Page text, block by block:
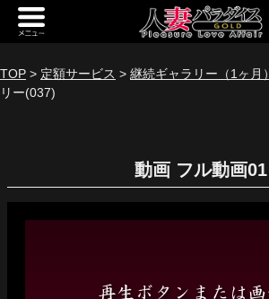
新規会員登録 ログイン
[定額] メインギャラリー
[定額] 人妻楽園ギャラリー
[定額] 継続1カ月ギャラリー
TOP > 定額サービス > 継続ギャラリー（1ヶ月）
リー(037)
動画